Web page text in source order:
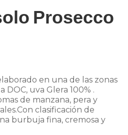
Prosecco
en una de las zonas
DOC, uva Glera 100% .
de manzana, pera y
clasificación de
burbuja fina, cremosa y